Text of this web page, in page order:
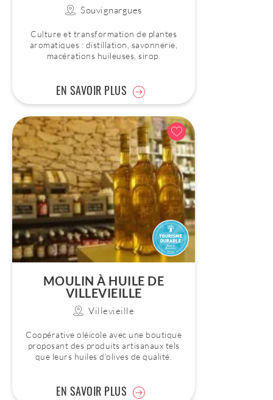
Souvignargues
Culture et transformation de plantes
aromatiques : distillation, savonnerie,
macérations huileuses, sirop.
EN SAVOIR PLUS
MOULIN À HUILE DE
VILLEVIEILLE
Villevieille
Coopérative oléicole avec une boutique
proposant des produits artisanaux tels
que leurs huiles d'olives de qualité.
EN SAVOIR PLUS